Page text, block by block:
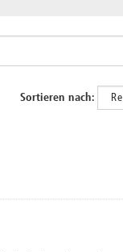
Sortieren nach